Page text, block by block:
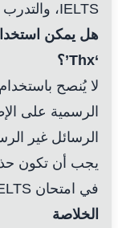
IELTS، والتدرب باستمرار لتتعرف عليها.
هل يمكن
‘Thx’؟
الرسمية على
الرسائل غير
يجب أن تكون
في امتحان IELTS، من الأفضل تجنب أي اختصارات.
الخلاصة